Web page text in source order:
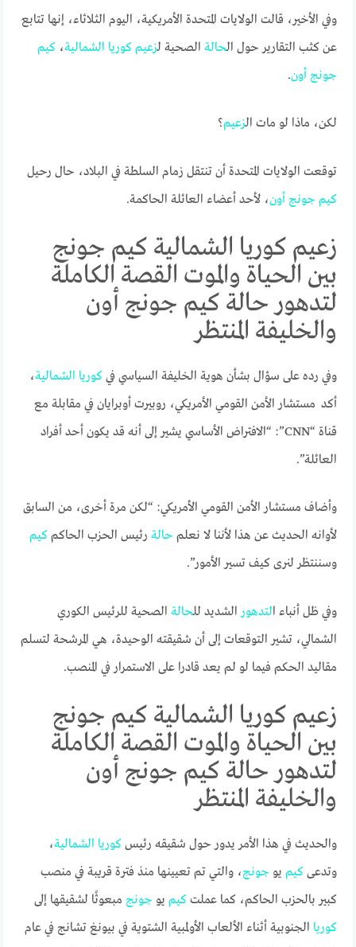
وفي الأخير، قالت الولايات المتحدة الأمريكية، اليوم الثلاثاء، إنها تتابع
عن كثب التقارير حول الحالة الصحية لزعيم كوريا الشمالية،كيم
جونج أون.
لكن، ماذا لو مات الزعيم؟
توقعت الولايات المتحدة أن تنتقل زمام السلطة في البلاد، حال رحيل
كيم جونج أون، لأحد أعضاء العائلة الحاكمة.
زعيم كوريا الشمالية كيم جونج
بين الحياة والموت القصة الكاملة
لتدهور حالة كيم جونج أون
والخليفة المنتظر
وفي رده على سؤال بشأن هوية الخليفة السياسي فيكوريا الشمالية،
أكد مستشار الأمن القومي الأمريكي، روبيرت أوبرايان في مقابلة مع
قناة “CNN”: “الافتراض الأساسي يشير إلى أنه قد يكون أحد أفراد
العائلة”.
وأضاف مستشار الأمن القومي الأمريكي: “لكن مرة أخرى، من السابق
لأوانه الحديث عن هذا لأننا لا نعلم حالة رئيس الحزب الحاكمكيم
وسننتظر لنرى كيف تسير الأمور”.
وفي ظل أنباء التدهور الشديد للحالة الصحية للرئيس الكوري
الشمالي، تشير التوقعات إلى أن شقيقته الوحيدة، هي المرشحة لتسلم
مقاليد الحكم فيما لو لم يعد قادرا على الاستمرار في المنصب.
زعيم كوريا الشمالية كيم جونج
بين الحياة والموت القصة الكاملة
لتدهور حالة كيم جونج أون
والخليفة المنتظر
والحديث في هذا الأمر يدور حول شقيقه رئيسكوريا الشمالية،
وتدعىكيم يو جونج، والتي تم تعيينها منذ فترة قريبة في منصب
كبير بالحزب الحاكم، كما عملتكيم يو جونج مبعوثًا لشقيقها إلى
كوريا الجنوبية أثناء الألعاب الأولمبية الشتوية في بيونغ تشانج في عام